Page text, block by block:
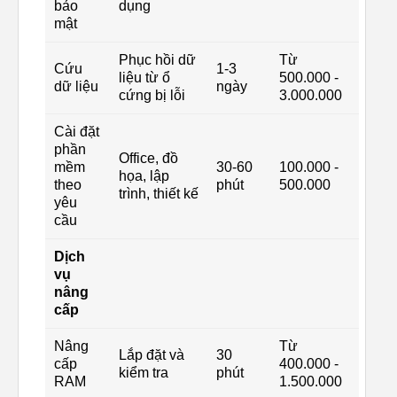
bảo
mật
dụng
Cứu
dữ liệu
Phục hồi dữ
liệu từ ổ
cứng bị lỗi
1-3
ngày
Từ
500.000 -
3.000.000
Cài đặt
phần
mềm
theo
yêu
cầu
Office, đồ
họa, lập
trình, thiết kế
30-60
phút
100.000 -
500.000
Dịch
vụ
nâng
cấp
Nâng
cấp
RAM
Lắp đặt và
kiểm tra
30
phút
Từ
400.000 -
1.500.000